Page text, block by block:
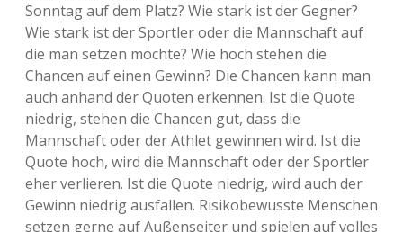
Sonntag auf dem Platz? Wie stark ist der Gegner?
Wie stark ist der Sportler oder die Mannschaft auf
die man setzen möchte? Wie hoch stehen die
Chancen auf einen Gewinn? Die Chancen kann man
auch anhand der Quoten erkennen. Ist die Quote
niedrig, stehen die Chancen gut, dass die
Mannschaft oder der Athlet gewinnen wird. Ist die
Quote hoch, wird die Mannschaft oder der Sportler
eher verlieren. Ist die Quote niedrig, wird auch der
Gewinn niedrig ausfallen. Risikobewusste Menschen
setzen gerne auf Außenseiter und spielen auf volles